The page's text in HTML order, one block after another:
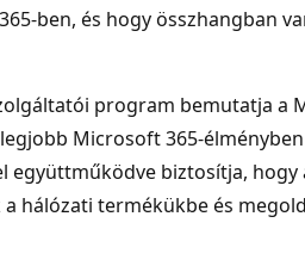
ben, és hogy összhangban
program bemutatja a
Microsoft 365-
együttműködve biztosítja, hogy
hálózati termékükbe és